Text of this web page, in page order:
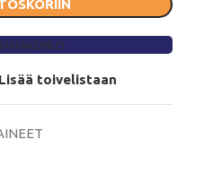
Lisää toivelistaan